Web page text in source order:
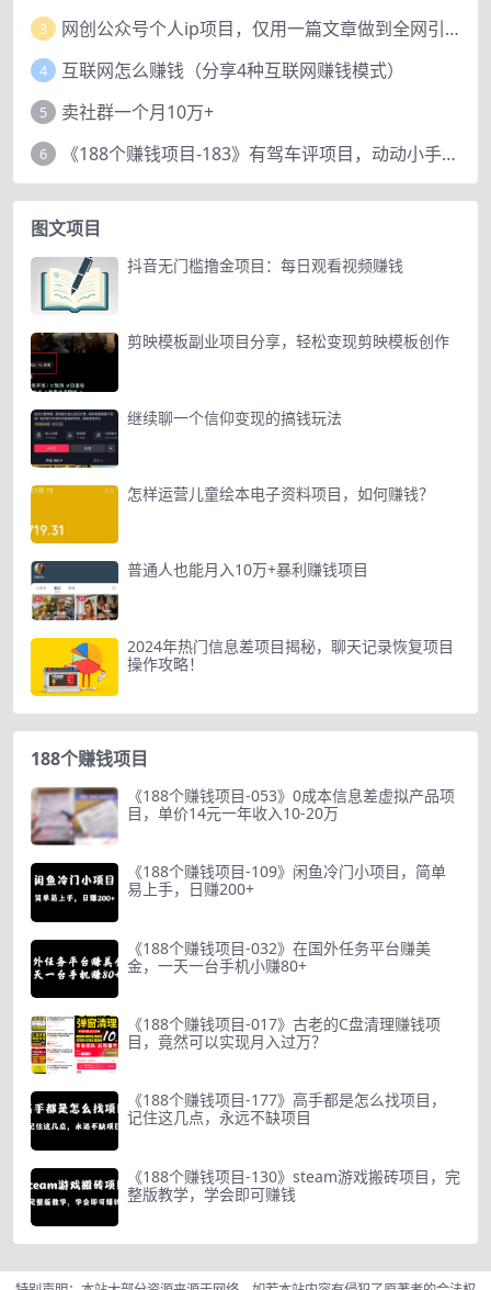
3 网创公众号个人ip项目，仅用一篇文章做到全网引流！
4 互联网怎么赚钱（分享4种互联网赚钱模式）
5 卖社群一个月10万+
6 《188个赚钱项目-183》有驾车评项目，动动小手，复制粘贴赚44元！
图文项目
抖音无门槛撸金项目：每日观看视频赚钱
剪映模板副业项目分享，轻松变现剪映模板创作
继续聊一个信仰变现的搞钱玩法
怎样运营儿童绘本电子资料项目，如何赚钱？
普通人也能月入10万+暴利赚钱项目
2024年热门信息差项目揭秘，聊天记录恢复项目
操作攻略！
188个赚钱项目
《188个赚钱项目-053》0成本信息差虚拟产品项
目，单价14元一年收入10-20万
《188个赚钱项目-109》闲鱼冷门小项目，简单
易上手，日赚200+
《188个赚钱项目-032》在国外任务平台赚美
金，一天一台手机小赚80+
《188个赚钱项目-017》古老的C盘清理赚钱项
目，竟然可以实现月入过万？
《188个赚钱项目-177》高手都是怎么找项目，
记住这几点，永远不缺项目
《188个赚钱项目-130》steam游戏搬砖项目，完
整版教学，学会即可赚钱